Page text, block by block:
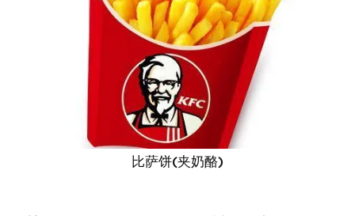
比萨饼(夹奶酪)